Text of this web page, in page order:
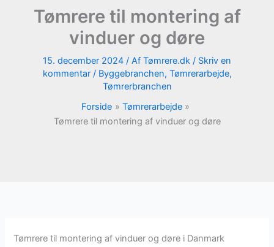
Tømrere til montering af
vinduer og døre
15. december 2024 / Af Tømrere.dk / Skriv en
kommentar / Byggebranchen, Tømrerarbejde,
Tømrerbranchen
Forside
Tømrerarbejde
Tømrere til montering af vinduer og døre
Tømrere til montering af vinduer og døre i Danmark